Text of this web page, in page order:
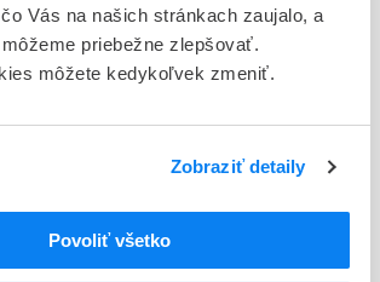
Vás na našich stránkach zaujalo, a
priebežne zlepšovať.
môžete kedykoľvek zmeniť.
Zobraziť detaily
Povoliť všetko
d.d., Slovinsko